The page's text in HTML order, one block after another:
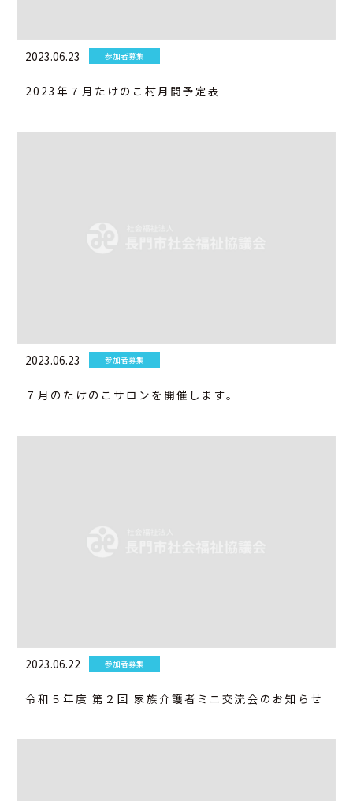
2023.06.23 参加者募集
2023年７月たけのこ村月間予定表
2023.06.23 参加者募集
７月のたけのこサロンを開催します。
2023.06.22 参加者募集
令和５年度 第２回 家族介護者ミニ交流会のお知らせ